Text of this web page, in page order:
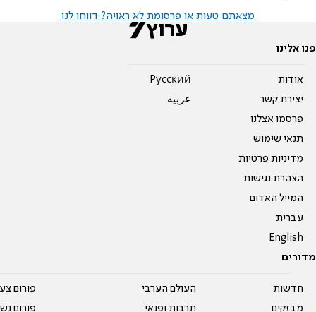
מצאתם טעות או פרסומת לא ראויה? דווחו לנו
פנו אלינו
אודות
יצירת קשר
פרסמו אצלנו
תנאי שימוש
מדיניות פרטיות
הצהרת נגישות
המייל האדום
עברית
English
Pусский
عربية
מדורים
חדשות
מבזקים
העולם הערבי
תרבות ופנאי
פורום
פורום